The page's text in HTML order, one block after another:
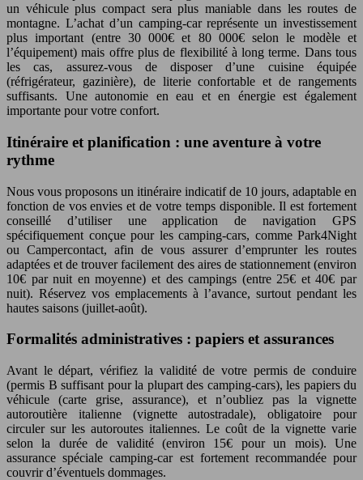
un véhicule plus compact sera plus maniable dans les routes de
montagne. L’achat d’un camping-car représente un investissement
plus important (entre 30 000€ et 80 000€ selon le modèle et
l’équipement) mais offre plus de flexibilité à long terme. Dans tous
les cas, assurez-vous de disposer d’une cuisine équipée
(réfrigérateur, gazinière), de literie confortable et de rangements
suffisants. Une autonomie en eau et en énergie est également
importante pour votre confort.
Itinéraire et planification : une aventure à votre
rythme
Nous vous proposons un itinéraire indicatif de 10 jours, adaptable en
fonction de vos envies et de votre temps disponible. Il est fortement
conseillé d’utiliser une application de navigation GPS
spécifiquement conçue pour les camping-cars, comme Park4Night
ou Campercontact, afin de vous assurer d’emprunter les routes
adaptées et de trouver facilement des aires de stationnement (environ
10€ par nuit en moyenne) et des campings (entre 25€ et 40€ par
nuit). Réservez vos emplacements à l’avance, surtout pendant les
hautes saisons (juillet-août).
Formalités administratives : papiers et assurances
Avant le départ, vérifiez la validité de votre permis de conduire
(permis B suffisant pour la plupart des camping-cars), les papiers du
véhicule (carte grise, assurance), et n’oubliez pas la vignette
autoroutière italienne (vignette autostradale), obligatoire pour
circuler sur les autoroutes italiennes. Le coût de la vignette varie
selon la durée de validité (environ 15€ pour un mois). Une
assurance spéciale camping-car est fortement recommandée pour
couvrir d’éventuels dommages.